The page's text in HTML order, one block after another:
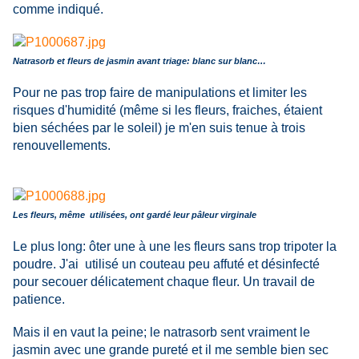
comme indiqué.
Natrasorb et fleurs de jasmin avant triage: blanc sur blanc…
Pour ne pas trop faire de manipulations et limiter les
risques d'humidité (même si les fleurs, fraiches, étaient
bien séchées par le soleil) je m'en suis tenue à trois
renouvellements.
Les fleurs, même utilisées, ont gardé leur pâleur virginale
Le plus long: ôter une à une les fleurs sans trop tripoter la
poudre. J'ai utilisé un couteau peu affuté et désinfecté
pour secouer délicatement chaque fleur. Un travail de
patience.
Mais il en vaut la peine; le natrasorb sent vraiment le
jasmin avec une grande pureté et il me semble bien sec